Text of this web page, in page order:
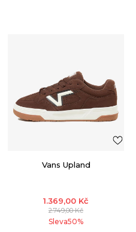
Vans Upland
1.369,00 Kč
2.749,00Kč
Sleva50%